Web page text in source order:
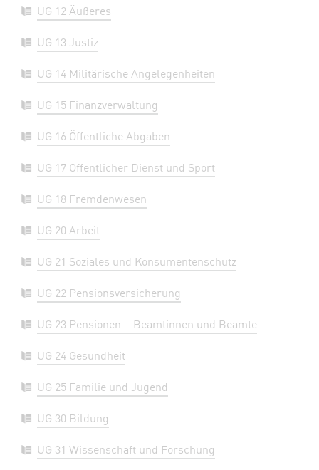
UG 12 Äußeres
UG 13 Justiz
UG 14 Militärische Angelegenheiten
UG 15 Finanzverwaltung
UG 16 Öffentliche Abgaben
UG 17 Öffentlicher Dienst und Sport
UG 18 Fremdenwesen
UG 20 Arbeit
UG 21 Soziales und Konsumentenschutz
UG 22 Pensionsversicherung
UG 23 Pensionen – Beamtinnen und Beamte
UG 24 Gesundheit
UG 25 Familie und Jugend
UG 30 Bildung
UG 31 Wissenschaft und Forschung